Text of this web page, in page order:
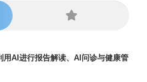
用AI进行报告解读、AI问诊与健康管